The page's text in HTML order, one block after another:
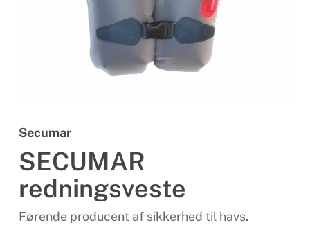
Secumar
SECUMAR
redningsveste
Førende producent af sikkerhed til havs.